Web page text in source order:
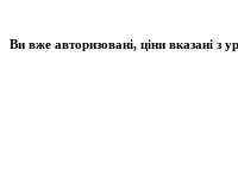
Ви вже авторизовані, ціни вказані з